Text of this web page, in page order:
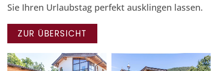
Sie Ihren Urlaubstag perfekt ausklingen lassen.
ZUR ÜBERSICHT